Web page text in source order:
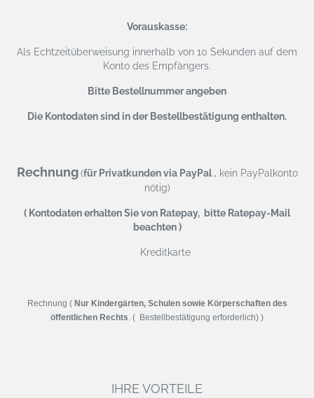
Vorauskasse:
Als Echtzeitüberweisung innerhalb von 10 Sekunden auf dem
Konto des Empfängers.
Bitte Bestellnummer angeben
Die Kontodaten sind in der Bestellbestätigung enthalten.
Rechnung (für Privatkunden via PayPal, kein PayPalkonto
nötig)
( Kontodaten erhalten Sie von Ratepay, bitte Ratepay-Mail
beachten )
Kreditkarte
Rechnung ( Nur Kindergärten, Schulen sowie Körperschaften des
öffentlichen Rechts . ( Bestellbestätigung erforderlich) )
IHRE VORTEILE